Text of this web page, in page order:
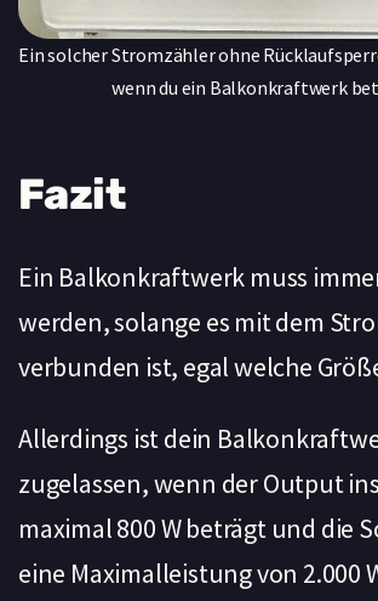
Ein solcher Stromzähler ohne
wenn du ein Balkonkraftwerk
Fazit
Ein Balkonkraftwerk muss
werden, solange es mit dem
verbunden ist, egal welche
Allerdings ist dein
zugelassen, wenn der Output
maximal 800 W beträgt und die
eine Maximalleistung von 2.000